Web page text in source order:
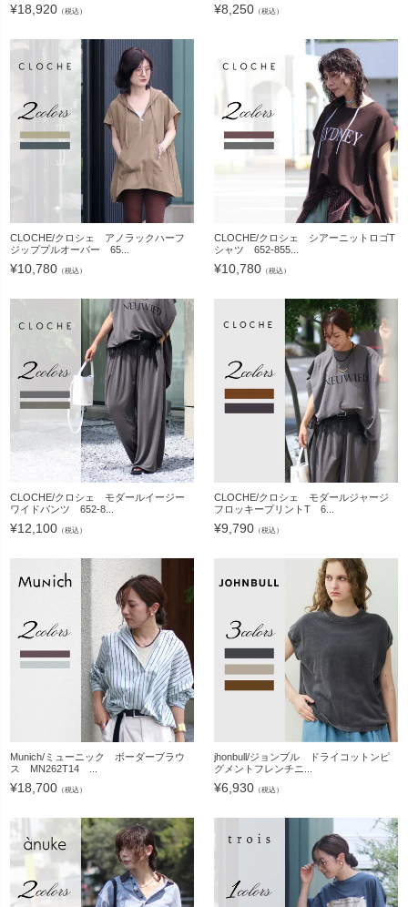
¥18,920 （税込） ¥8,250 （税込）
CLOCHE/クロシェ アノラックハーフ
ジッププルオーバー 65...
¥10,780 （税込）
CLOCHE/クロシェ シアーニットロゴT
シャツ 652-855...
¥10,780 （税込）
CLOCHE/クロシェ モダールイージー
ワイドパンツ 652-8...
¥12,100 （税込）
CLOCHE/クロシェ モダールジャージ
フロッキープリントT 6...
¥9,790 （税込）
Munich/ミューニック ボーダーブラウ
ス MN262T14 ...
¥18,700 （税込）
jhonbull/ジョンブル ドライコットンピ
グメントフレンチニ...
¥6,930 （税込）